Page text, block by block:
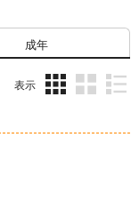
成年
表示
ム
ム
ム